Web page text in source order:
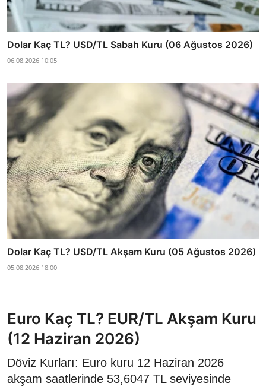
Dolar Kaç TL? USD/TL Sabah Kuru (06 Ağustos 2026)
06.08.2026 10:05
Dolar Kaç TL? USD/TL Akşam Kuru (05 Ağustos 2026)
05.08.2026 18:00
Euro Kaç TL? EUR/TL Akşam Kuru
(12 Haziran 2026)
Döviz Kurları: Euro kuru 12 Haziran 2026
akşam saatlerinde 53,6047 TL seviyesinde